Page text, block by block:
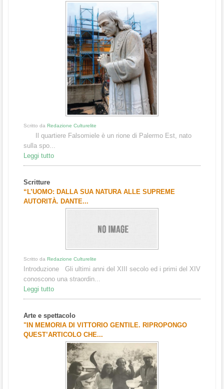
Scritto da Redazione Culturelite
Il quartiere Falsomiele è un rione di Palermo Est, nato
sulla spo...
Leggi tutto
Scritture
“L’UOMO: DALLA SUA NATURA ALLE SUPREME
AUTORITÀ. DANTE...
Scritto da Redazione Culturelite
Introduzione Gli ultimi anni del XIII secolo ed i primi del XIV
conoscono una straordin...
Leggi tutto
Arte e spettacolo
"IN MEMORIA DI VITTORIO GENTILE. RIPROPONGO
QUEST’ARTICOLO CHE...